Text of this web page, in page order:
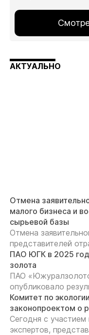
АКТУАЛЬНО
Отмена
малого бизнеса и
сырьевой базы
Отмена
представителей
ПАО ЮГК в 2025
золота
ПАО
опубликовало
Комитет по
законопроектом о
Сегодня с
экспертов,